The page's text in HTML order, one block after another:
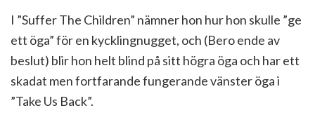
I ”Suffer The Children” nämner hon hur hon skulle ”ge
ett öga” för en kycklingnugget, och (Bero ende av
beslut) blir hon helt blind på sitt högra öga och har ett
skadat men fortfarande fungerande vänster öga i
”Take Us Back”.